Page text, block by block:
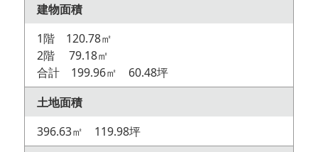
建物面積
1階 120.78㎡
2階 79.18㎡
合計 199.96㎡ 60.48坪
土地面積
396.63㎡ 119.98坪